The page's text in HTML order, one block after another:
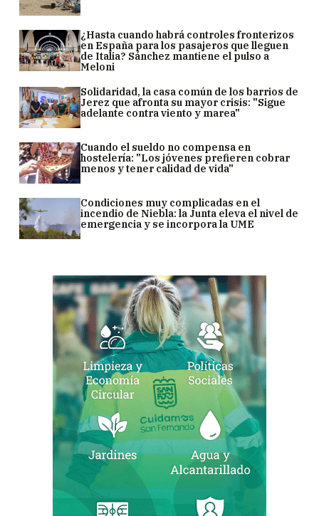
¿Hasta cuando habrá controles fronterizos
en España para los pasajeros que lleguen
de Italia? Sánchez mantiene el pulso a
Meloni
Solidaridad, la casa común de los barrios de
Jerez que afronta su mayor crisis: "Sigue
adelante contra viento y marea"
Cuando el sueldo no compensa en
hostelería: "Los jóvenes prefieren cobrar
menos y tener calidad de vida"
Condiciones muy complicadas en el
incendio de Niebla: la Junta eleva el nivel de
emergencia y se incorpora la UME